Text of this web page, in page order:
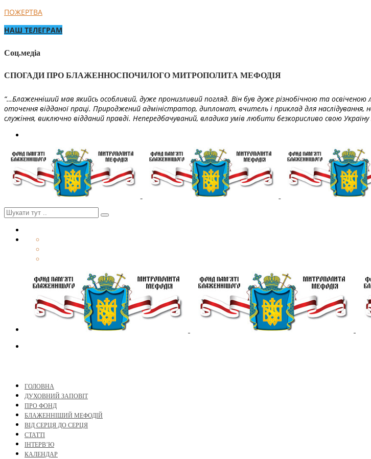
ПОЖЕРТВА
НАШ ТЕЛЕГРАМ
Соц.медіа
СПОГАДИ ПРО БЛАЖЕННОСПОЧИЛОГО МИТРОПОЛИТА МЕФОДІЯ
“…Блаженніший мав якийсь особливий, дуже пронизливий погляд. Він був дуже різнобічною та
оточення відданої праці. Природжений адміністратор, дипломат, вчитель і приклад для
служіння, виключно відданий правді. Непередбачуваний, владика умів любити безкорисливо свою Україну
ГОЛОВНА
ДУХОВНИЙ ЗАПОВІТ
ПРО ФОНД
БЛАЖЕННІШИЙ МЕФОДІЙ
ВІД СЕРЦЯ ДО СЕРЦЯ
СТАТТІ
ІНТЕРВ’Ю
КАЛЕНДАР